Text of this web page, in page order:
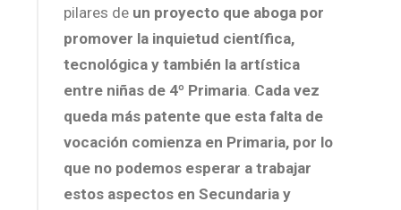
pilares de un proyecto que aboga por
promover la inquietud científica,
tecnológica y también la artística
entre niñas de 4º Primaria. Cada vez
queda más patente que esta falta de
vocación comienza en Primaria, por lo
que no podemos esperar a trabajar
estos aspectos en Secundaria y